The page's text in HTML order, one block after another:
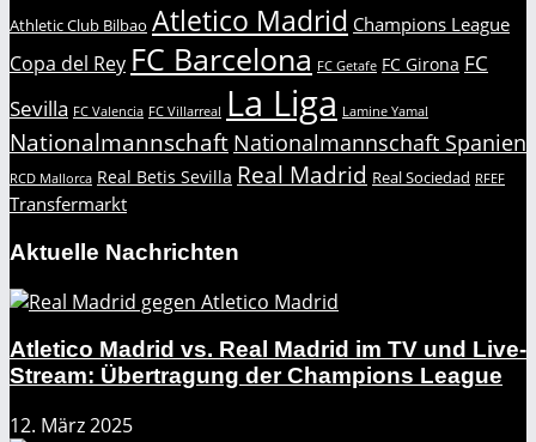
Athletic Club Bilbao Atletico Madrid Champions League
Copa del Rey FC Barcelona FC Getafe FC Girona FC
Sevilla FC Valencia FC Villarreal La Liga Lamine Yamal
Nationalmannschaft Nationalmannschaft Spanien
RCD Mallorca Real Betis Sevilla Real Madrid Real Sociedad RFEF
Transfermarkt
Aktuelle Nachrichten
Atletico Madrid vs. Real Madrid im TV und Live-
Stream: Übertragung der Champions League
12. März 2025